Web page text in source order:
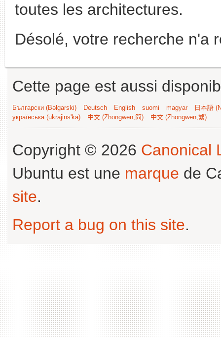
toutes les architectures.
Désolé, votre recherche n'a
Cette page est aussi
Български (Bəlgarski) Deutsch English suomi magyar
日本語
українська (ukrajins'ka)
中文 (Zhongwen,简) 中文 (Zhongwen,繁)
Copyright © 2026 Canonical
Ubuntu est une marque de
site.
Report a bug on this site.